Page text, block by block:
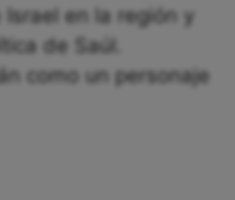
en la región y
de Saúl.
como un personaje